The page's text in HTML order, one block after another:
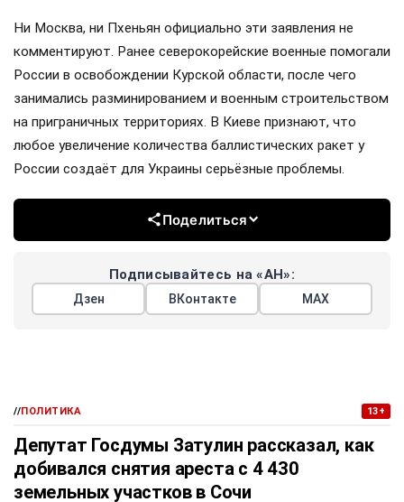
Ни Москва, ни Пхеньян официально эти заявления не
комментируют. Ранее северокорейские военные помогали
России в освобождении Курской области, после чего
занимались разминированием и военным строительством
на приграничных территориях. В Киеве признают, что
любое увеличение количества баллистических ракет у
России создаёт для Украины серьёзные проблемы.
Поделиться
Подписывайтесь на «АН»:
Дзен ВКонтакте МАХ
//ПОЛИТИКА 13+
Депутат Госдумы Затулин рассказал, как
добивался снятия ареста с 4 430
земельных участков в Сочи